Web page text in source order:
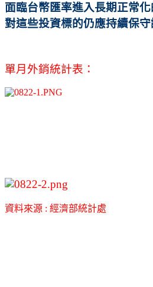
面臨台幣匯率進入長期正常
對這些投資標的仍應持續保守
單月外銷統計表：
資料來源 : 經濟部統計處